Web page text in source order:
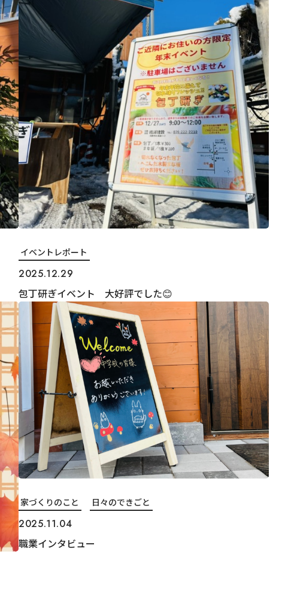
イベントレポート
2025.12.29
包丁研ぎイベント 大好評でした😊
家づくりのこと 日々のできごと
2025.11.04
職業インタビュー